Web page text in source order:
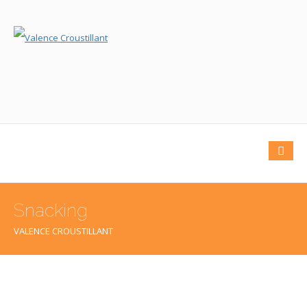
Snacking
VALENCE CROUSTILLANT